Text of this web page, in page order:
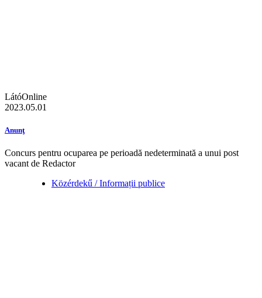
LátóOnline
2023.05.01
Anunţ
Concurs pentru ocuparea pe perioadă nedeterminată a unui post
vacant de Redactor
Közérdekű / Informații publice